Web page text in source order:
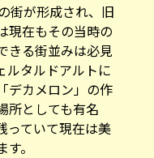
街が形成され、旧
現在もその当時の
きる街並みは必見
ルタルドアルトに
デカメロン」の作
所としても有名
っていて現在は美
。